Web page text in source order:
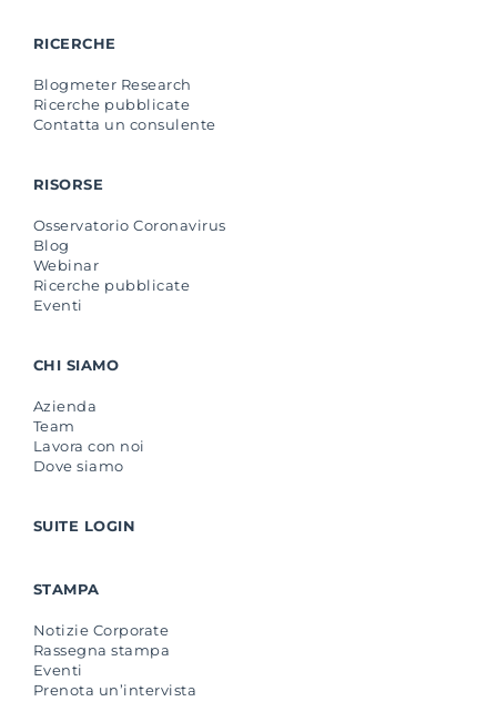
RICERCHE
Blogmeter Research
Ricerche pubblicate
Contatta un consulente
RISORSE
Osservatorio Coronavirus
Blog
Webinar
Ricerche pubblicate
Eventi
CHI SIAMO
Azienda
Team
Lavora con noi
Dove siamo
SUITE LOGIN
STAMPA
Notizie Corporate
Rassegna stampa
Eventi
Prenota un’intervista